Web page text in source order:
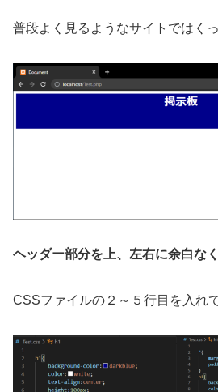
普段よく見るようなサイトではく
ヘッダー部分を上、左右に余白な
CSSファイルの２～５行目を入れ